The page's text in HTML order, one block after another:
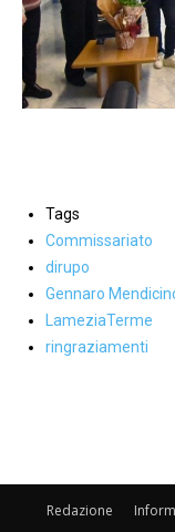
Tags
Commissariato
dirupo
Gennaro
LameziaTerme
ringraziamenti
Redazione